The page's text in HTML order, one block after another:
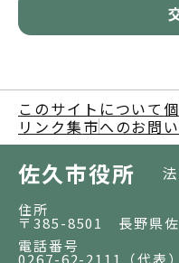
このサイトについて
リンク集市へのお問
佐久市役所
住所
〒385-8501 長野県
電話番号
0267-62-2111 （代表）